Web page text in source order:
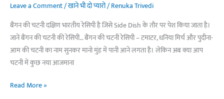
Leave a Comment/खाने भी दो प्यारो/Renuka Trivedi
बैंगन की चटनी दक्षिण भारतीय रेसिपी है जिसे Side Dish के तौर पर पेश किया जाता है।
जानें बैंगन की चटनी की रेसिपी… बैंगन की चटनी रेसिपी – टमाटर, धनिया मिर्च और पुदीना-
आम की चटनी का नाम सुनकर मानो मुंह में पानी आने लगता है। लेकिन अब क्या आप
चटनी में कुछ नया आजमाना
बैंगन
Read More »